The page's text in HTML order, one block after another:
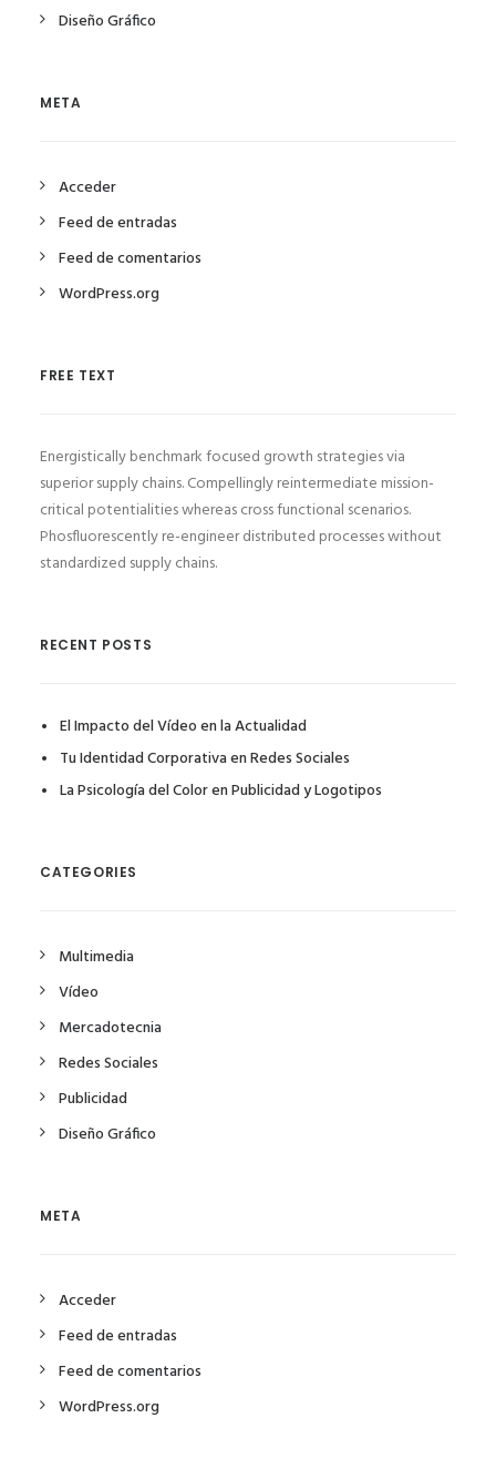
Diseño Gráfico
META
Acceder
Feed de entradas
Feed de comentarios
WordPress.org
FREE TEXT
Energistically benchmark focused growth strategies via
superior supply chains. Compellingly reintermediate mission-
critical potentialities whereas cross functional scenarios.
Phosfluorescently re-engineer distributed processes without
standardized supply chains.
RECENT POSTS
El Impacto del Vídeo en la Actualidad
Tu Identidad Corporativa en Redes Sociales
La Psicología del Color en Publicidad y Logotipos
CATEGORIES
Multimedia
Vídeo
Mercadotecnia
Redes Sociales
Publicidad
Diseño Gráfico
META
Acceder
Feed de entradas
Feed de comentarios
WordPress.org